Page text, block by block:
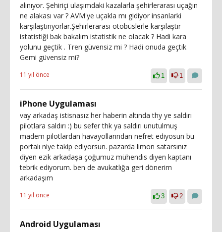
alınıyor. Şehiriçi ulaşımdaki kazalarla şehirlerarası uçağın
ne alakası var ? AVM'ye uçakla mı gidiyor insanlarki
karşılaştırıyorlar.Şehirlerarası otobüslerle karşılaştır
istatistiği bak bakalım istatistik ne olacak ? Hadi kara
yolunu geçtik . Tren güvensiz mi ? Hadi onuda geçtik
Gemi güvensiz mi?
11 yıl önce 1 1
iPhone Uygulaması
vay arkadaş istisnasız her haberin altında thy ye saldırı
pilotlara saldırı :) bu sefer thk ya saldırı unutulmuş
madem pilotlardan havayollarından nefret ediyosun bu
portalı niye takip ediyorsun. pazarda limon satarsınız
diyen ezik arkadaşa çoğumuz mühendis diyen kaptanı
tebrik ediyorum. ben de avukatlığa geri dönerim
arkadaşım
11 yıl önce 3 2
Android Uygulaması